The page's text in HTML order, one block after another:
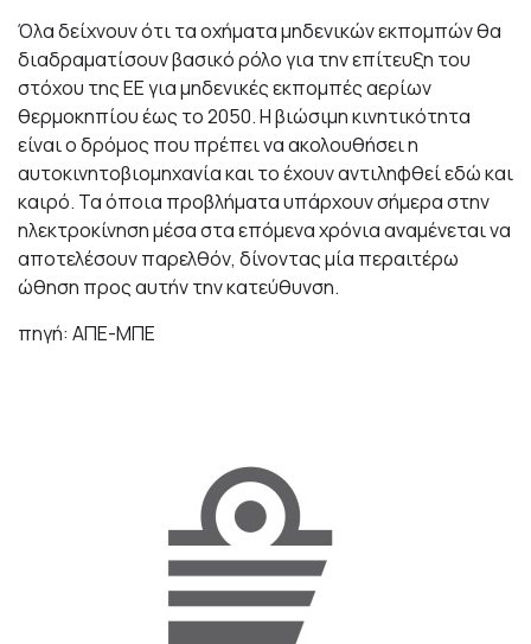
Όλα δείχνουν ότι τα οχήματα μηδενικών εκπομπών θα
διαδραματίσουν βασικό ρόλο για την επίτευξη του
στόχου της ΕΕ για μηδενικές εκπομπές αερίων
θερμοκηπίου έως το 2050. Η βιώσιμη κινητικότητα
είναι ο δρόμος που πρέπει να ακολουθήσει η
αυτοκινητοβιομηχανία και το έχουν αντιληφθεί εδώ και
καιρό. Τα όποια προβλήματα υπάρχουν σήμερα στην
ηλεκτροκίνηση μέσα στα επόμενα χρόνια αναμένεται να
αποτελέσουν παρελθόν, δίνοντας μία περαιτέρω
ώθηση προς αυτήν την κατεύθυνση.
πηγή: ΑΠΕ-ΜΠΕ